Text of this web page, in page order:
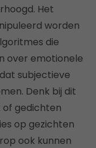
Het
worden
die
over emotionele
subjectieve
Denk bij dit
of gedichten
op gezichten
ook kunnen